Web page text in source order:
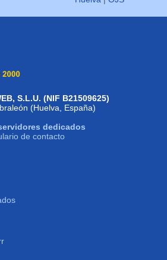
S.L.U. (NIF B21509625)
(Huelva, España)
dedicados
de contacto